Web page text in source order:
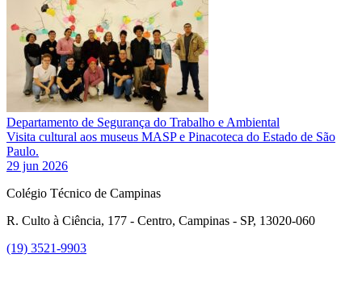
Departamento de Segurança do Trabalho e Ambiental
Visita cultural aos museus MASP e Pinacoteca do Estado de São
Paulo.
29 jun 2026
Colégio Técnico de Campinas
R. Culto à Ciência, 177 - Centro, Campinas - SP, 13020-060
(19) 3521-9903